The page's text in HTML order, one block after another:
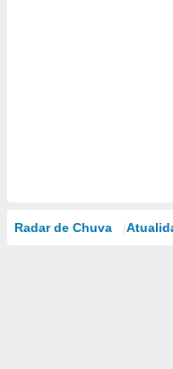
Radar de Chuva